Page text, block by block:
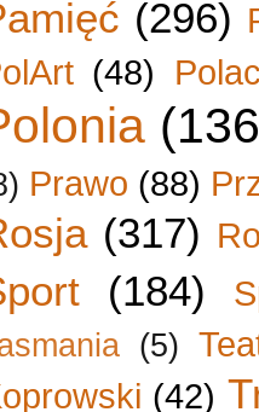
(296)
(48)
Prawo (88)
(317)
(184)
(5)
(42)